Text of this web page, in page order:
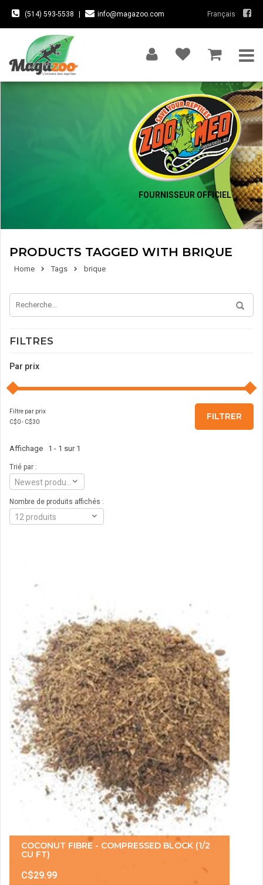
(514) 593-5538 info@magazoo.com Français
FOURNISSEUR OFFICIEL
PRODUCTS TAGGED WITH BRIQUE
Home Tags brique
FILTRES
Par prix
Filtre par prix
C$0- C$30
FILTRER
Affichage 1 - 1 sur 1
Trié par :
Nombre de produits affichés :
12 produits
COCONUT FIBRE - COMPRESSED BLOCK (1/2
CU FT)
C$29.99